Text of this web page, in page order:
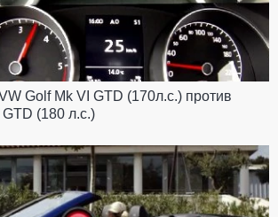
Golf Mk VI GTD (170л.с.) против
(180 л.с.)